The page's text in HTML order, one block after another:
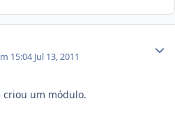
15:04 Jul 13, 2011
um módulo.